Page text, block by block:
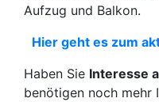
Aufzug und Balkon.
Hier geht es zum
Haben Sie Interesse
benötigen noch mehr